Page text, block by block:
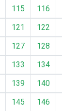
115 116
121 122
127 128
133 134
139 140
145 146